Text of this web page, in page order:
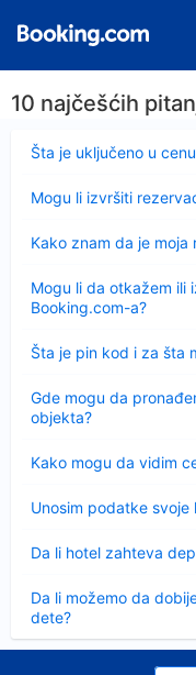
10 najčešćih
Šta je uključeno u
Sažeto
Mogu li izvršiti
Kako znam da je
Mogu li da otkažem ili
Booking.com-a?
Šta je pin kod i za šta
Sažeto
Gde mogu da
objekta?
Kako mogu da vidim
Unosim podatke
Da li hotel zahteva
Da li možemo da
dete?